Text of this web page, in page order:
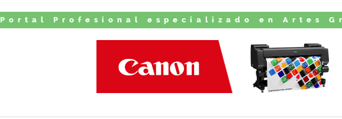
Portal Profesional especializado en Artes